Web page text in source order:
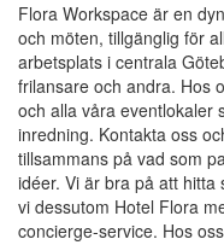
Flora Workspace är en
och möten, tillgänglig för
arbetsplats i centrala
frilansare och andra. Hos
och alla våra eventlokaler
inredning. Kontakta oss
tillsammans på vad som
idéer. Vi är bra på att
vi dessutom Hotel Flora
concierge-service. Hos